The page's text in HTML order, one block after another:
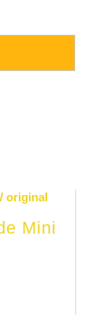
Mini